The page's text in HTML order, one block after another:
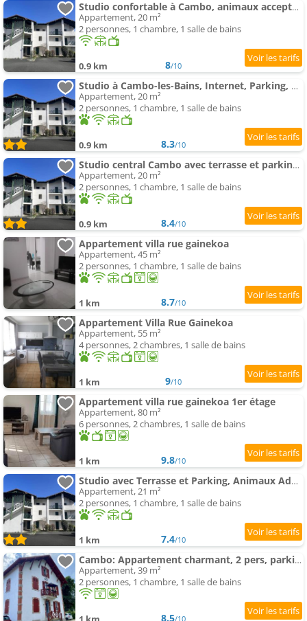
Studio confortable à Cambo, animaux acceptés, Wi-Fi, parking - FR-1-495-96
Appartement, 20 m²
2 personnes, 1 chambre, 1 salle de bains
0.9 km 8/10
Studio à Cambo-les-Bains, Internet, Parking, Animaux admis - FR-1-495-98
Appartement, 20 m²
2 personnes, 1 chambre, 1 salle de bains
0.9 km 8.3/10
Studio central Cambo avec terrasse et parking, animaux acceptés - FR-1-495-100
Appartement, 20 m²
2 personnes, 1 chambre, 1 salle de bains
0.9 km 8.4/10
Appartement villa rue gainekoa
Appartement, 45 m²
2 personnes, 1 chambre, 1 salle de bains
1 km 8.7/10
Appartement Villa Rue Gainekoa
Appartement, 55 m²
4 personnes, 2 chambres, 1 salle de bains
1 km 9/10
Appartement villa rue gainekoa 1er étage
Appartement, 80 m²
6 personnes, 2 chambres, 1 salle de bains
1 km 9.8/10
Studio avec Terrasse et Parking, Animaux Admis, Proche Thermes - FR-1-495-106
Appartement, 21 m²
2 personnes, 1 chambre, 1 salle de bains
1 km 7.4/10
Cambo: Appartement charmant, 2 pers, parking, wifi - FR-1-495-153
Appartement, 39 m²
2 personnes, 1 chambre, 1 salle de bains
8.5/10